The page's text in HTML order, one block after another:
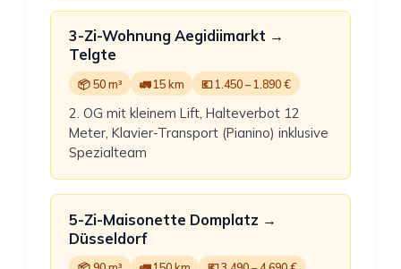
3-Zi-Wohnung Aegidiimarkt →
Telgte
📦 50 m³ 🚛 15 km 💶 1.450 – 1.890 €
2. OG mit kleinem Lift, Halteverbot 12
Meter, Klavier-Transport (Pianino) inklusive
Spezialteam
5-Zi-Maisonette Domplatz →
Düsseldorf